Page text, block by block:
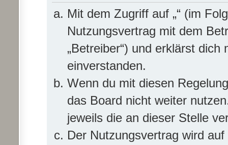
Mit dem Zugriff auf „“ (im
Nutzungsvertrag mit dem
„Betreiber“) und erklärst
einverstanden.
Wenn du mit diesen
das Board nicht weiter
jeweils die an dieser Stelle
Der Nutzungsvertrag wird